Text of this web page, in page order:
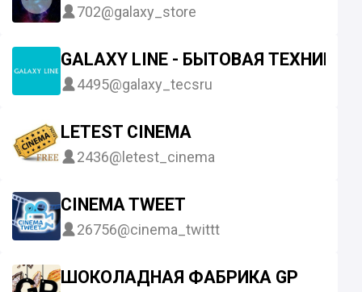
702@galaxy_store
GALAXY LINE - БЫТОВАЯ ТЕХНИКА
4495@galaxy_tecsru
LETEST CINEMA
2436@letest_cinema
CINEMA TWEET
26756@cinema_twittt
ШОКОЛАДНАЯ ФАБРИКА GP